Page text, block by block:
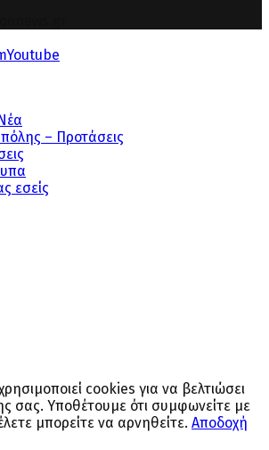
Youtube
– Προτάσεις
εσείς
cookies για να βελτιώσει
σας. Υποθέτουμε ότι συμφωνείτε με
μπορείτε να αρνηθείτε. Αποδοχή